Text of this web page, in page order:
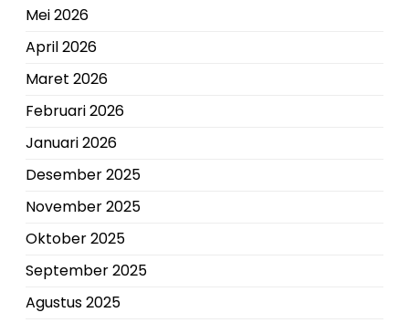
Mei 2026
April 2026
Maret 2026
Februari 2026
Januari 2026
Desember 2025
November 2025
Oktober 2025
September 2025
Agustus 2025